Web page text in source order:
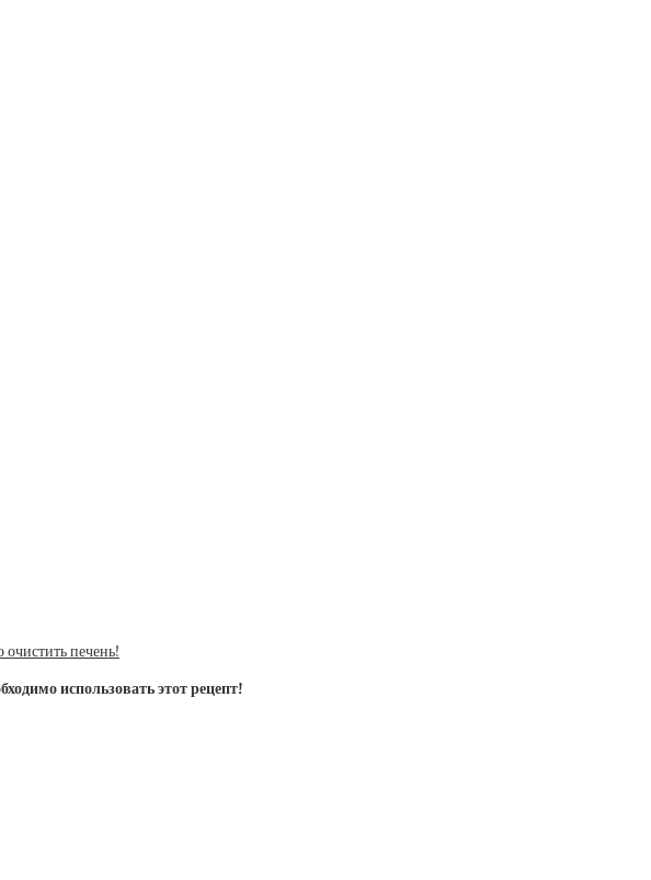
печень!
использовать этот рецепт!